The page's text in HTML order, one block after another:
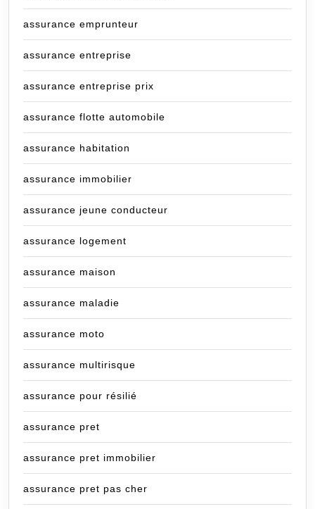
assurance emprunteur
assurance entreprise
assurance entreprise prix
assurance flotte automobile
assurance habitation
assurance immobilier
assurance jeune conducteur
assurance logement
assurance maison
assurance maladie
assurance moto
assurance multirisque
assurance pour résilié
assurance pret
assurance pret immobilier
assurance pret pas cher